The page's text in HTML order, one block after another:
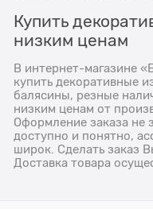
Купить
низким ценам
В интернет-магазине
купить декоративные
балясины, резные
низким ценам от
Оформление заказа не
доступно и понятно,
широк. Сделать заказ
Доставка товара